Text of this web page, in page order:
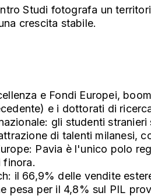
Studi fotografa un
crescita stabile.
e Fondi Europei,
e i dottorati di
gli studenti
di talenti milanesi,
Pavia è l'unico polo
finora.
il 66,9% delle vendite
pesa per il 4,8% sul PIL